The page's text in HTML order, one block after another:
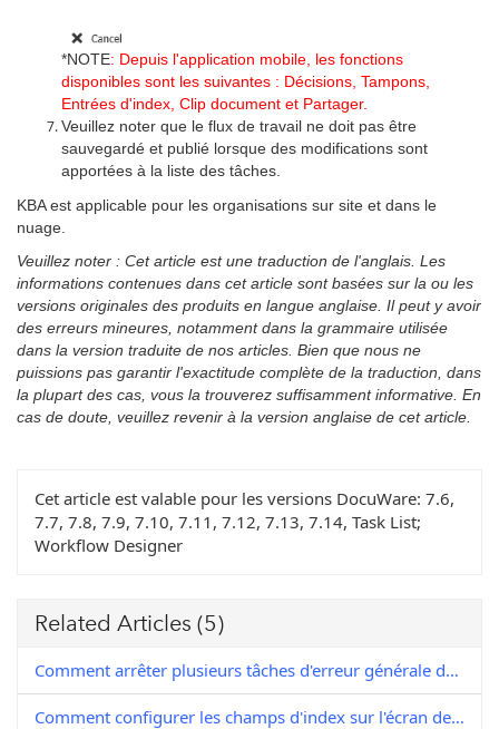
*NOTE: Depuis l'application mobile, les fonctions
disponibles sont les suivantes : Décisions, Tampons,
Entrées d'index, Clip document et Partager.
Veuillez noter que le flux de travail ne doit pas être
sauvegardé et publié lorsque des modifications sont
apportées à la liste des tâches.
KBA est applicable pour les organisations sur site et dans le
nuage
Veuillez noter : Cet article est une traduction de l'anglais. Les
informations contenues dans cet article sont basées sur la ou les
versions originales des produits en langue anglaise. Il peut y avoir
des erreurs mineures, notamment dans la grammaire utilisée
dans la version traduite de nos articles. Bien que nous ne
puissions pas garantir l'exactitude complète de la traduction, dans
la plupart des cas, vous la trouverez suffisamment informative. En
cas de doute, veuillez revenir à la version anglaise de cet article.
Cet article est valable pour les versions DocuWare: 7.6,
7.7, 7.8, 7.9, 7.10, 7.11, 7.12, 7.13, 7.14, Task List;
Workflow Designer
Related Articles (5)
Comment arrêter plusieurs tâches d'erreur générale dans un flux de travail ?
Comment configurer les champs d'index sur l'écran des tâches du flux de travail ?